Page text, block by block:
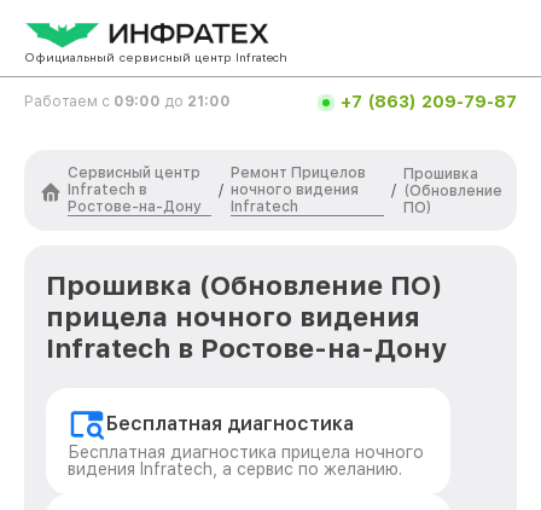
Официальный сервисный центр Infratech
Работаем с 09:00 до 21:00 +7 (863) 209-79-87
Сервисный центр
Infratech в
Ростове-на-Дону
/
Ремонт Прицелов
ночного видения
Infratech
/
Прошивка
(Обновление
ПО)
Прошивка (Обновление ПО)
прицела ночного видения
Infratech в Ростове-на-Дону
Бесплатная диагностика
Бесплатная диагностика прицела ночного
видения Infratech, а сервис по желанию.